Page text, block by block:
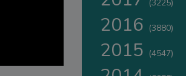
(3225)
2016 (3880)
2015 (4547)